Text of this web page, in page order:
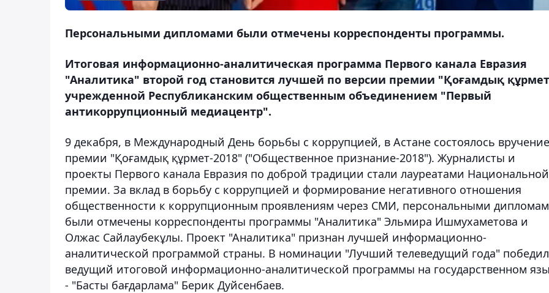
Персональными дипломами были отмечены корреспонденты программы.
Итоговая информационно-аналитическая программа Первого канала Евразия
"Аналитика" второй год становится лучшей по версии премии "Қоғамдық
учрежденной Республиканским общественным объединением "Первый
антикоррупционный медиацентр".
9 декабря, в Международный День борьбы с коррупцией, в Астане состоялось вручение
премии "Қоғамдық құрмет-2018" ("Общественное признание-2018"). Журналисты и
проекты Первого канала Евразия по доброй традиции стали лауреатами Национальной
премии. За вклад в борьбу с коррупцией и формирование негативного отношения
общественности к коррупционным проявлениям через СМИ, персональными
были отмечены корреспонденты программы "Аналитика" Эльмира Ишмухаметова и
Олжас Сайлаубекұлы. Проект "Аналитика" признан лучшей информационно-
аналитической программой страны. В номинации "Лучший телеведущий года" победил
ведущий итоговой информационно-аналитической программы на государственном
- "Басты бағдарлама" Берик Дуйсенбаев.